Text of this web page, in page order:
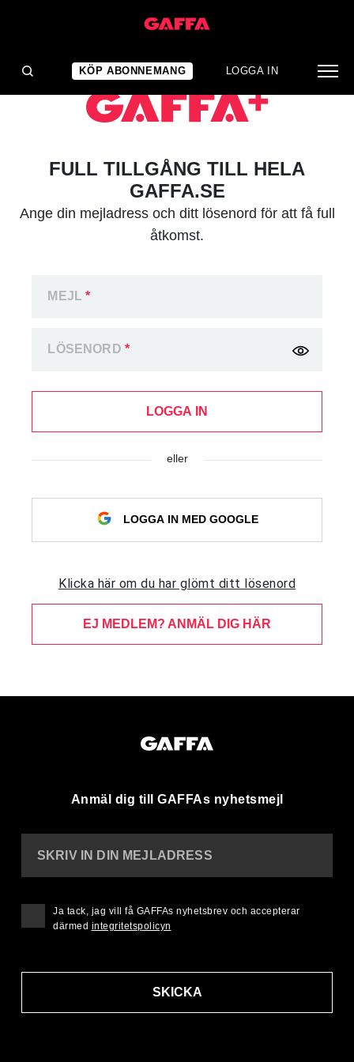
KÖP ABONNEMANG LOGGA IN
FULL TILLGÅNG TILL HELA
GAFFA.SE
Ange din mejladress och ditt lösenord för att få full
åtkomst.
MEJL*
LÖSENORD *
LOGGA IN
eller
LOGGA IN MED GOOGLE
Klicka här om du har glömt ditt lösenord
EJ MEDLEM? ANMÄL DIG HÄR
Anmäl dig till GAFFAs nyhetsmejl
SKRIV IN DIN MEJLADRESS
SKICKA
Ja tack, jag vill få GAFFAs nyhetsbrev och accepterar
därmed integritetspolicyn